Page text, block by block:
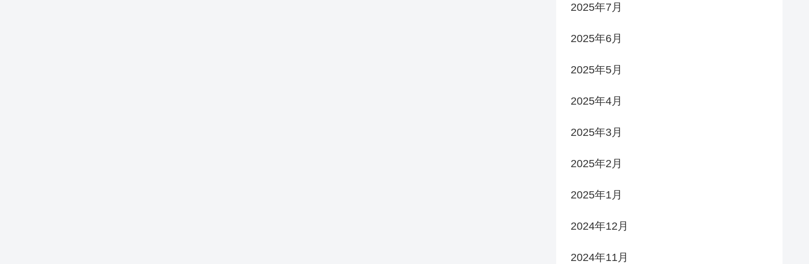
2025年7月
2025年6月
2025年5月
2025年4月
2025年3月
2025年2月
2025年1月
2024年12月
2024年11月